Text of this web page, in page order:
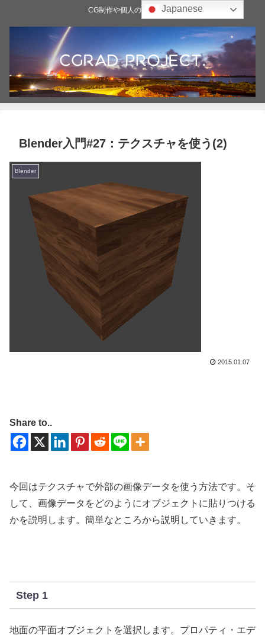
CG制作や個人の雑記ブログ
Blender入門#27：テクスチャを使う(2)
Blender
2015.01.07
Share to..
今回はテクスチャで外部の画像データを使う方法です。そ
して、画像データをどのようにオブジェクトに貼りつける
かを説明します。簡単なところから説明していきます。
Step 1
地面の平面オブジェクトを選択します。プロパティ・エデ
Japanese